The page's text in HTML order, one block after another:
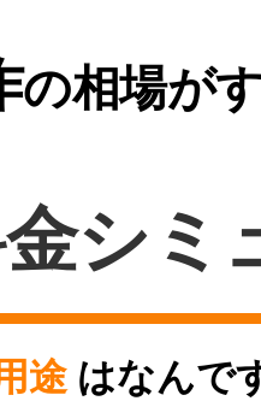
の相場が
シミ
途はなんで